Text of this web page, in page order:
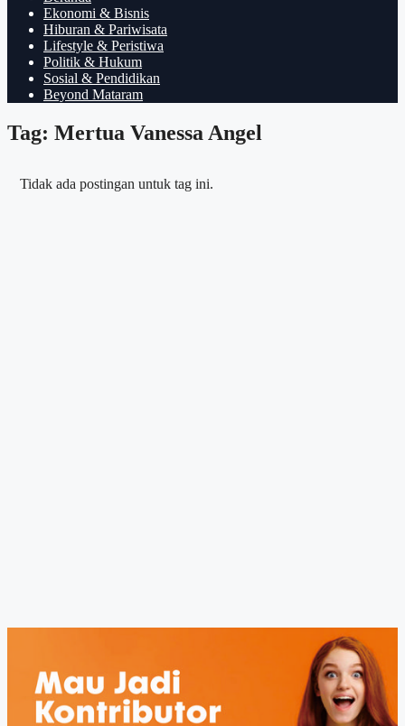
Ekonomi & Bisnis
Hiburan & Pariwisata
Lifestyle & Peristiwa
Politik & Hukum
Sosial & Pendidikan
Beyond Mataram
Tag: Mertua Vanessa Angel
Tidak ada postingan untuk tag ini.